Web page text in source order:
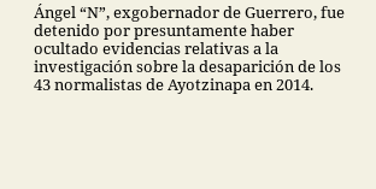
Ángel “N”, exgobernador de Guerrero, fue
detenido por presuntamente haber
ocultado evidencias relativas a la
investigación sobre la desaparición de los
43 normalistas de Ayotzinapa en 2014.